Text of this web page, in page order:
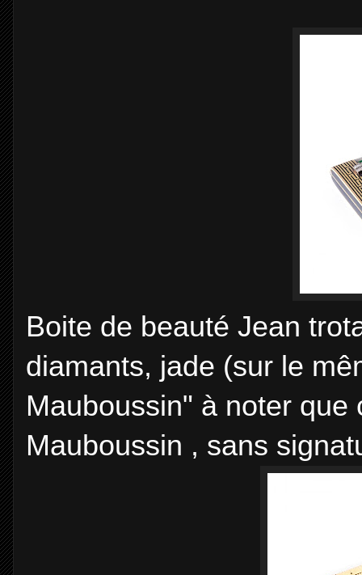
Boite de beauté Jean
diamants, jade (sur le
Mauboussin" à noter
Mauboussin , sans